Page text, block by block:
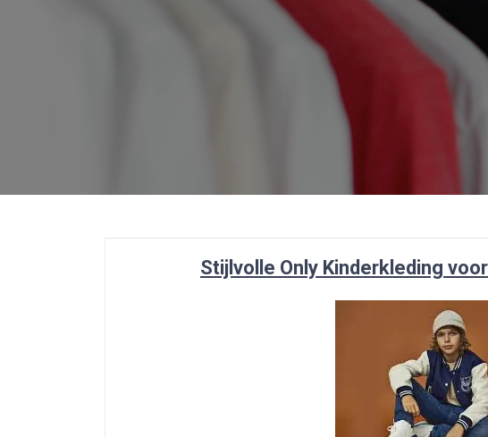
Stijlvolle Only Kinderkleding